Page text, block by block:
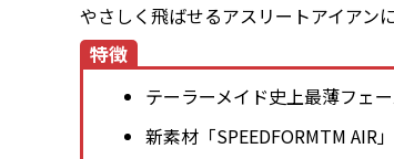
やさしく飛ばせるアスリートアイアン
特徴
テーラーメイド史上最薄フェ
新素材「SPEEDFORMTM AIR